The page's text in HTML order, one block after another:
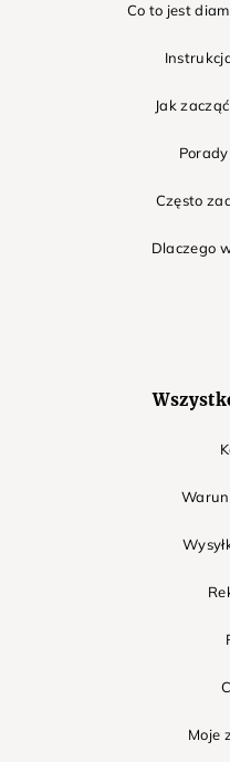
Co to jest
Jak
Często
Dlaczego
Moje